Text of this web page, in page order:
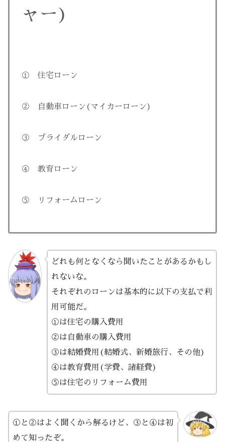
ャー)
① 住宅ローン
② 自動車ローン(マイカーローン)
③ ブライダルローン
④ 教育ローン
⑤ リフォームローン
どれも何となくなら聞いたことがあるかもし
れないな。
それぞれのローンは基本的に以下の支払で利
用可能だ。
①は住宅の購入費用
②は自動車の購入費用
③は結婚費用(結婚式、新婚旅行、その他)
④は教育費用(学費、諸経費)
⑤は住宅のリフォーム費用
①と②はよく聞くから解るけど、③と④は初
めて知ったぞ。